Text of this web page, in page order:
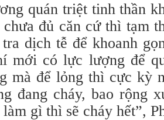
quán triệt tinh thần
đủ căn cứ thì tạm
dịch tễ để khoanh
mới có lực lượng để
mà để lỏng thì cực kỳ
đang cháy, bao rộng
gì thì sẽ cháy hết”,